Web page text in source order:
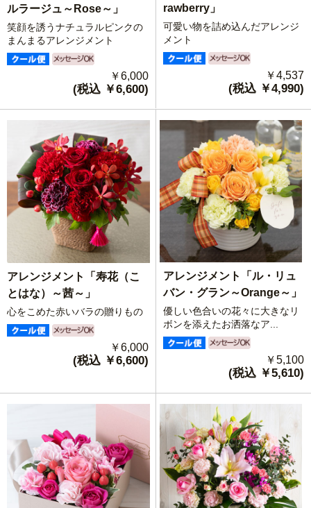
ルラージュ～Rose～」
笑顔を誘うナチュラルピンクの
まんまるアレンジメント
￥6,000
(税込 ￥6,600)
rawberry」
可愛い物を詰め込んだアレンジ
メント
￥4,537
(税込 ￥4,990)
アレンジメント「寿花（こ
とはな）～茜～」
心をこめた赤いバラの贈りもの
￥6,000
(税込 ￥6,600)
アレンジメント「ル・リュ
バン・グラン～Orange～」
優しい色合いの花々に大きなリ
ボンを添えたお洒落なア...
￥5,100
(税込 ￥5,610)